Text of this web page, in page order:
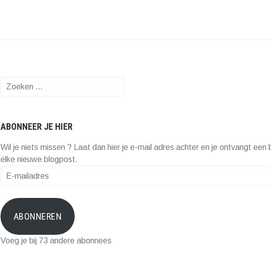
Zoeken
ABONNEER JE HIER
Wil je niets missen ? Laat dan hier je e-mail adres achter en je ontvangt een
elke nieuwe blogpost.
E-
ABONNEREN
Voeg je bij 73 andere abonnees